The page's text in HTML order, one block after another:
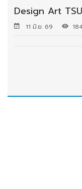
Design Art
11 มิ.ย. 69